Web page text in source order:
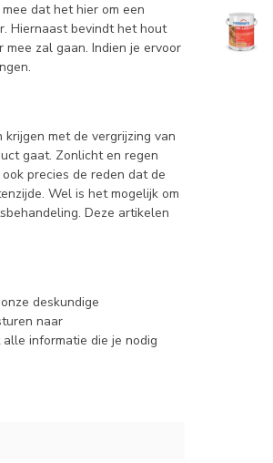
dat het hier om een
Hiernaast bevindt het hout
zal gaan. Indien je ervoor
met de vergrijzing van
gaat. Zonlicht en regen
precies de reden dat de
Wel is het mogelijk om
Deze artikelen
deskundige
naar
informatie die je nodig